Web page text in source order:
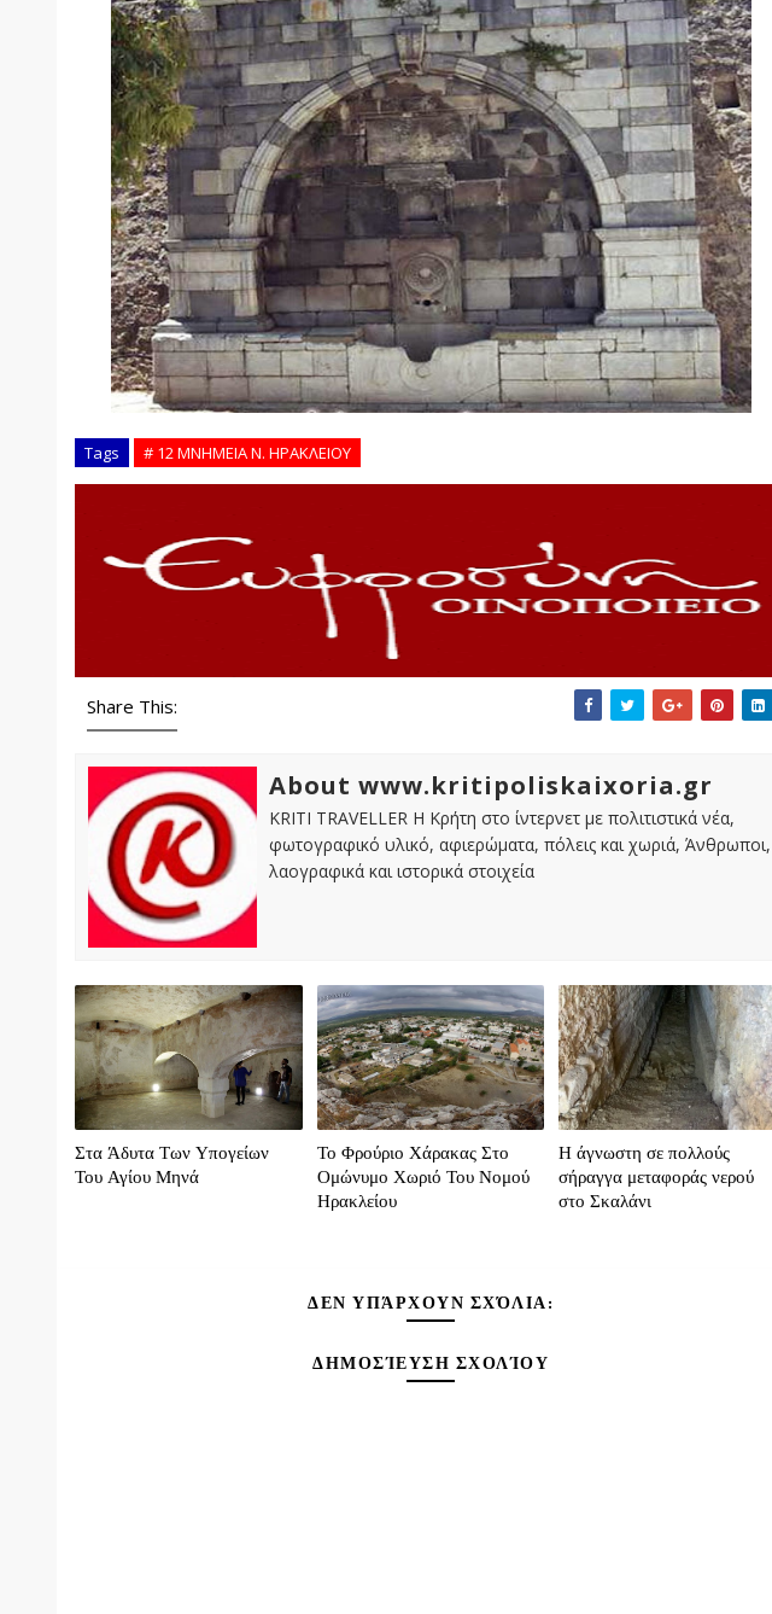
Tags # 12 ΜΝΗΜΕΙΑ Ν. ΗΡΑΚΛΕΙΟΥ
Share This:
About www.kritipoliskaixoria.gr
KRITI TRAVELLER Η Κρήτη στο ίντερνετ με πολιτιστικά νέα,
φωτογραφικό υλικό, αφιερώματα, πόλεις και χωριά, Άνθρωποι,
λαογραφικά και ιστορικά στοιχεία
Στα Άδυτα Των Υπογείων
Του Αγίου Μηνά
Το Φρούριο Χάρακας Στο
Ομώνυμο Χωριό Του Νομού
Ηρακλείου
Η άγνωστη σε πολλούς
σήραγγα μεταφοράς νερού
στο Σκαλάνι
ΔΕΝ ΥΠΆΡΧΟΥΝ ΣΧΌΛΙΑ:
ΔΗΜΟΣΊΕΥΣΗ ΣΧΟΛΊΟΥ